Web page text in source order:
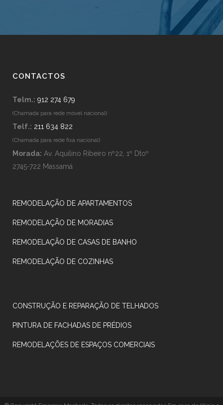
CONTACTOS
Telm.: 912 274 679
(Chamada para rede móvel nacional)
Telf.: 211 634 822
(Chamada para rede fixa nacional)
Morada: Av. Aquilino Ribeiro nº22, 1º Dtoº
2745-722 Massamá
REMODELAÇÃO DE APARTAMENTOS
REMODELAÇÃO DE MORADIAS
REMODELAÇÃO DE CASAS DE BANHO
REMODELAÇÃO DE COZINHAS
CONSTRUÇÃO E REPARAÇÃO DE TELHADOS
PINTURA DE FACHADAS DE PRÉDIOS
REMODELAÇÕES DE ESPAÇOS COMERCIAIS